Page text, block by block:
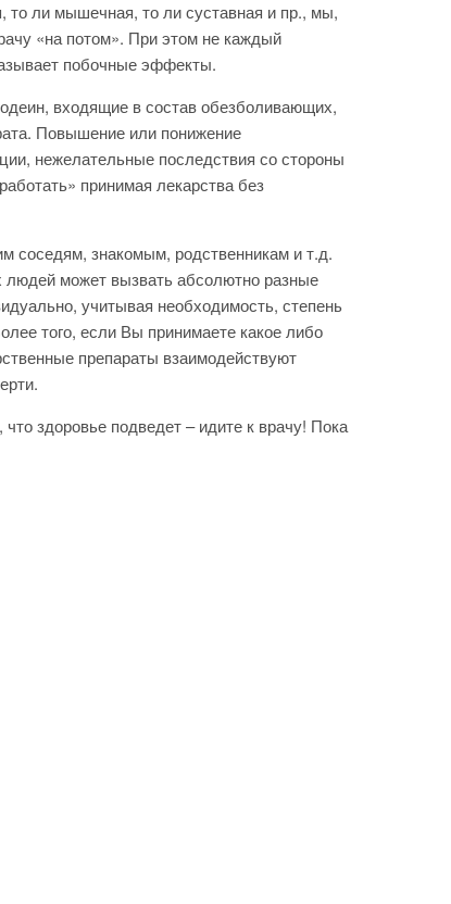
то ли мышечная, то ли суставная и пр., мы,
«на потом». При этом не каждый
побочные эффекты.
входящие в состав обезболивающих,
Повышение или понижение
нежелательные последствия со стороны
принимая лекарства без
соседям, знакомым, родственникам и т.д.
людей может вызвать абсолютно разные
учитывая необходимость, степень
того, если Вы принимаете какое либо
препараты взаимодействуют
здоровье подведет – идите к врачу! Пока